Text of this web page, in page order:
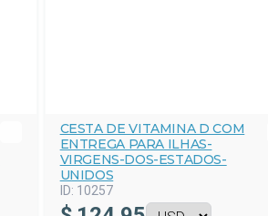
CESTA DE VITAMINA D COM
ENTREGA PARA ILHAS-
VIRGENS-DOS-ESTADOS-
UNIDOS
ID: 10257